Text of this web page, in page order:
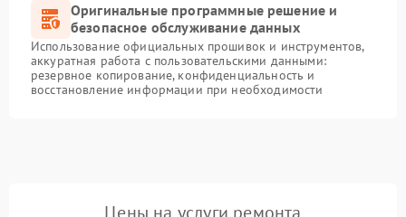
Оригинальные программные решение и
безопасное обслуживание данных
Использование официальных прошивок и инструментов,
аккуратная работа с пользовательскими данными:
резервное копирование, конфиденциальность и
восстановление информации при необходимости